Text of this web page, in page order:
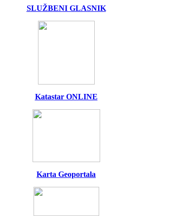
SLUŽBENI GLASNIK
Katastar ONLINE
Karta Geoportala